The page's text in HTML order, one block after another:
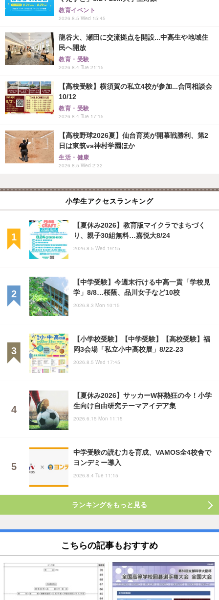
教育イベント
2026.8.5 Wed 15:45
龍谷大、瀬田に交流拠点を開設...中高生や地域住
民へ開放
教育・受験
2026.8.4 Tue 21:15
【高校受験】横須賀の私立4校が参加...合同相談会
10/12
教育・受験
2026.8.4 Tue 17:15
【高校野球2026夏】仙台育英が開幕戦勝利、第2
日は東筑vs神村学園ほか
生活・健康
2026.8.5 Wed 2:32
小学生アクセスランキング
【夏休み2026】教育版マイクラでまちづく
り、親子30組無料…嘉悦大8/24
2026.8.5 Wed 19:15
【中学受験】今週末行ける中高一貫「学校見
学」8/8…桜蔭、品川女子など10校
2026.8.3 Mon 10:15
【小学校受験】【中学受験】【高校受験】福
岡3会場「私立小中高校展」8/22-23
2026.8.5 Wed 17:45
【夏休み2026】サッカーW杯熱狂の今！小学
生向け自由研究テーマアイデア集
2026.6.15 Mon 11:15
中学受験の読む力を育成、VAMOS全4校舎で
ヨンデミー導入
2026.8.4 Tue 11:15
ランキングをもっと見る
こちらの記事もおすすめ